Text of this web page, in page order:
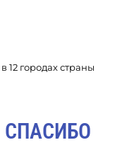
городах страны